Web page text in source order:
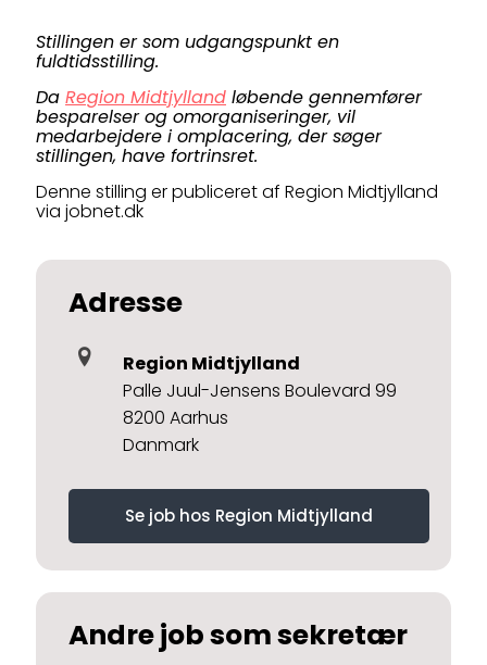
Stillingen er som udgangspunkt en
fuldtidsstilling.
Da Region Midtjylland løbende gennemfører
besparelser og omorganiseringer, vil
medarbejdere i omplacering, der søger
stillingen, have fortrinsret.
Denne stilling er publiceret af Region Midtjylland
via jobnet.dk
Adresse
Region Midtjylland
Palle Juul-Jensens Boulevard 99
8200 Aarhus
Danmark
Se job hos Region Midtjylland
Andre job som sekretær